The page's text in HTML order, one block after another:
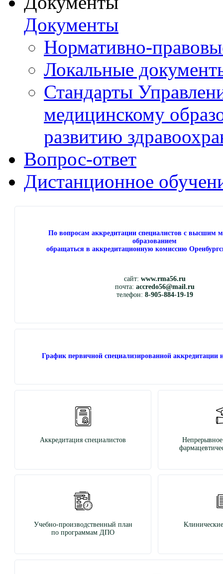
Документы
Нормативно-
Локальные
Стандарты
медицинскому
развитию
Вопрос-ответ
Дистанционное
По вопросам аккредитации специалистов с высшим
образованием
обращаться в аккредитационную комиссию
сайт: www.rma56.ru
почта: accredo56@mail.ru
телефон: 8-905-884-19-19
График первичной специализированной аккредитации
Аккредитация специалистов
Учебно-производственный план
по программам ДПО